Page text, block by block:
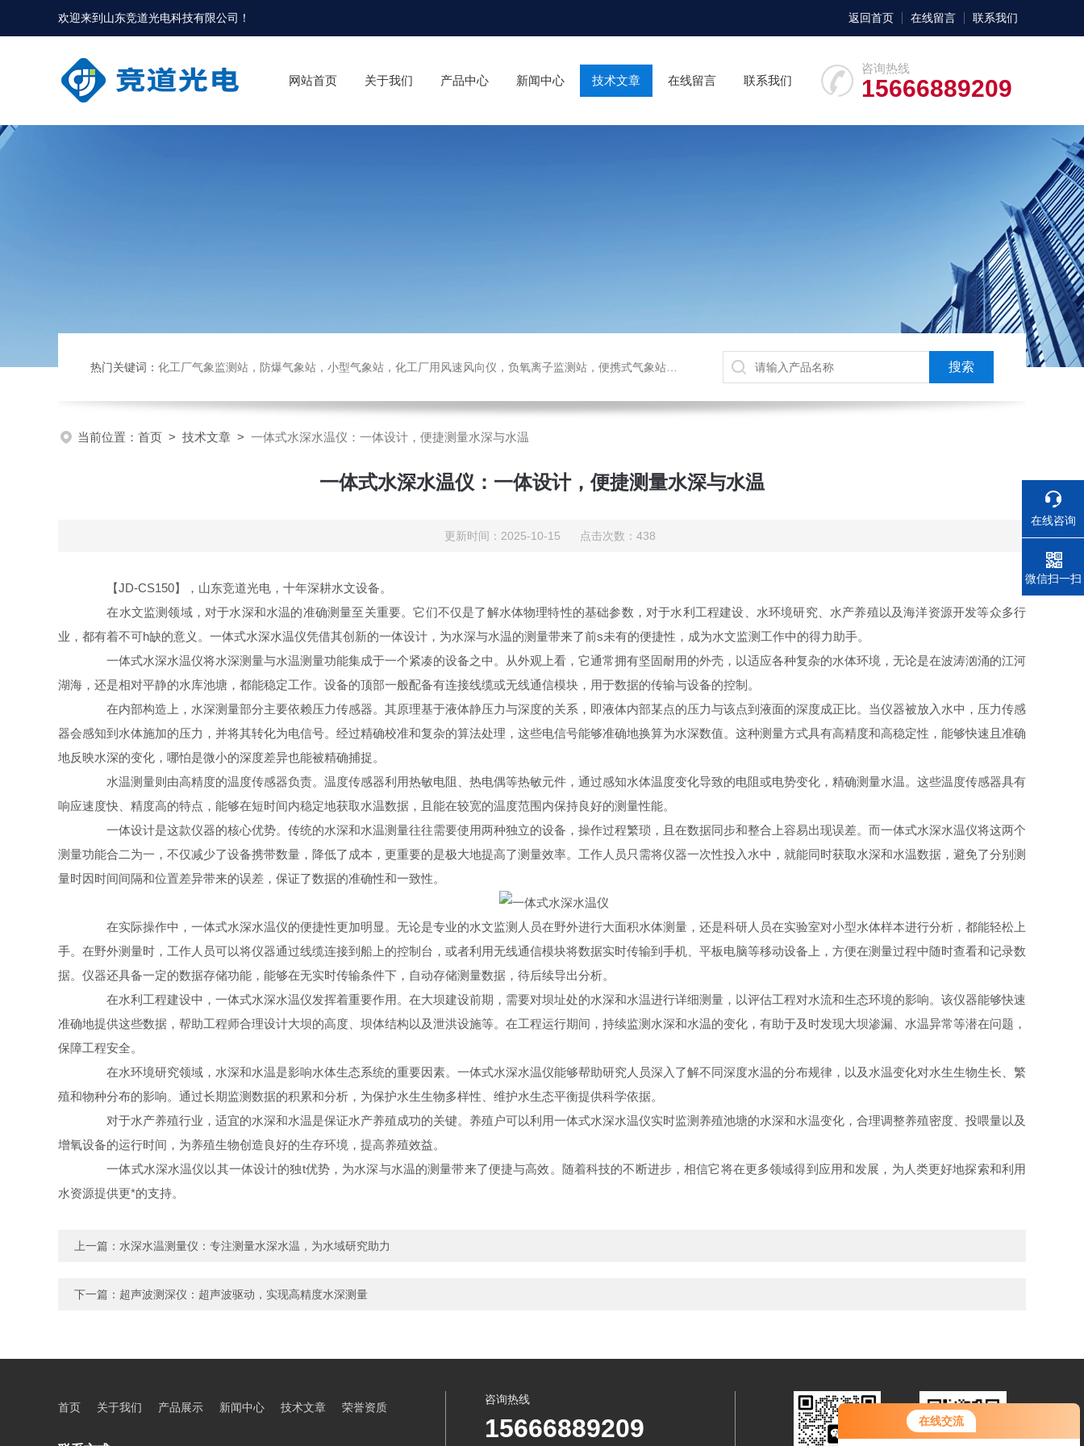
在线交流
欢迎来到 山东竞道光电科技有限公司 ！ 返回首页 在线留言 联系我们
咨询热线
15666889209
网站首页 关于我们 产品中心 新闻中心 技术文章 在线留言 联系我们
热门关键词： 化工厂气象监测站，防爆气象站，小型气象站，化工厂用风速风向仪，负氧离子监测站，便携式气象站，水位监测站
当前位置： 首页 > 技术文章 > 一体式水深水温仪：一体设计，便捷测量水深与水温
一体式水深水温仪：一体设计，便捷测量水深与水温
更新时间：2025-10-15 点击次数：438
【JD-CS150】，山东竞道光电，十年深耕水文设备。
在水文监测领域，对于水深和水温的准确测量至关重要。它们不仅是了解水体物理特性的基础参数，对于水利工程建设、水环境研究、水产养殖以及海洋资源开发等众多行
业，都有着不可h缺的意义。一体式水深水温仪凭借其创新的一体设计，为水深与水温的测量带来了前s未有的便捷性，成为水文监测工作中的得力助手。
一体式水深水温仪将水深测量与水温测量功能集成于一个紧凑的设备之中。从外观上看，它通常拥有坚固耐用的外壳，以适应各种复杂的水体环境，无论是在波涛汹涌的江河
湖海，还是相对平静的水库池塘，都能稳定工作。设备的顶部一般配备有连接线缆或无线通信模块，用于数据的传输与设备的控制。
在内部构造上，水深测量部分主要依赖压力传感器。其原理基于液体静压力与深度的关系，即液体内部某点的压力与该点到液面的深度成正比。当仪器被放入水中，压力传感
器会感知到水体施加的压力，并将其转化为电信号。经过精确校准和复杂的算法处理，这些电信号能够准确地换算为水深数值。这种测量方式具有高精度和高稳定性，能够快速且准确
地反映水深的变化，哪怕是微小的深度差异也能被精确捕捉。
水温测量则由高精度的温度传感器负责。温度传感器利用热敏电阻、热电偶等热敏元件，通过感知水体温度变化导致的电阻或电势变化，精确测量水温。这些温度传感器具有
响应速度快、精度高的特点，能够在短时间内稳定地获取水温数据，且能在较宽的温度范围内保持良好的测量性能。
一体设计是这款仪器的核心优势。传统的水深和水温测量往往需要使用两种独立的设备，操作过程繁琐，且在数据同步和整合上容易出现误差。而一体式水深水温仪将这两个
测量功能合二为一，不仅减少了设备携带数量，降低了成本，更重要的是极大地提高了测量效率。工作人员只需将仪器一次性投入水中，就能同时获取水深和水温数据，避免了分别测
量时因时间间隔和位置差异带来的误差，保证了数据的准确性和一致性。
在实际操作中，一体式水深水温仪的便捷性更加明显。无论是专业的水文监测人员在野外进行大面积水体测量，还是科研人员在实验室对小型水体样本进行分析，都能轻松上
手。在野外测量时，工作人员可以将仪器通过线缆连接到船上的控制台，或者利用无线通信模块将数据实时传输到手机、平板电脑等移动设备上，方便在测量过程中随时查看和记录数
据。仪器还具备一定的数据存储功能，能够在无实时传输条件下，自动存储测量数据，待后续导出分析。
在水利工程建设中，一体式水深水温仪发挥着重要作用。在大坝建设前期，需要对坝址处的水深和水温进行详细测量，以评估工程对水流和生态环境的影响。该仪器能够快速
准确地提供这些数据，帮助工程师合理设计大坝的高度、坝体结构以及泄洪设施等。在工程运行期间，持续监测水深和水温的变化，有助于及时发现大坝渗漏、水温异常等潜在问题，
保障工程安全。
在水环境研究领域，水深和水温是影响水体生态系统的重要因素。一体式水深水温仪能够帮助研究人员深入了解不同深度水温的分布规律，以及水温变化对水生生物生长、繁
殖和物种分布的影响。通过长期监测数据的积累和分析，为保护水生生物多样性、维护水生态平衡提供科学依据。
对于水产养殖行业，适宜的水深和水温是保证水产养殖成功的关键。养殖户可以利用一体式水深水温仪实时监测养殖池塘的水深和水温变化，合理调整养殖密度、投喂量以及
增氧设备的运行时间，为养殖生物创造良好的生存环境，提高养殖效益。
一体式水深水温仪以其一体设计的独t优势，为水深与水温的测量带来了便捷与高效。随着科技的不断进步，相信它将在更多领域得到应用和发展，为人类更好地探索和利用
水资源提供更*的支持。
上一篇： 水深水温测量仪：专注测量水深水温，为水域研究助力
下一篇： 超声波测深仪：超声波驱动，实现高精度水深测量
首页 关于我们 产品展示 新闻中心 技术文章 荣誉资质
咨询热线
15666889209
在线咨询
电话
微信扫一扫